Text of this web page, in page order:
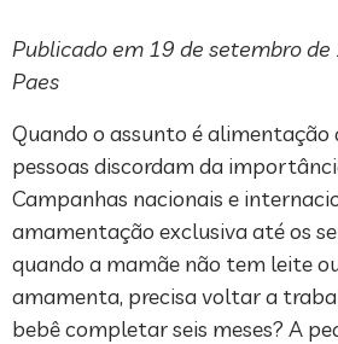
Publicado em 19 de setembro
Paes
Quando o assunto é alimentação
pessoas discordam da
Campanhas nacionais e
amamentação exclusiva até os
quando a mamãe não tem leite
amamenta, precisa voltar a
bebê completar seis meses? A